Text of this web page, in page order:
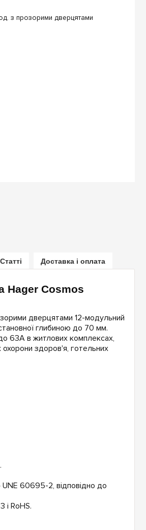
Статті Доставка і оплата
Hager Cosmos
дверцятами 12-модульний
глибиною до 70 мм.
63А в житлових комплексах,
здоров'я, готельних
60695-2, відповідно до
і RoHS.